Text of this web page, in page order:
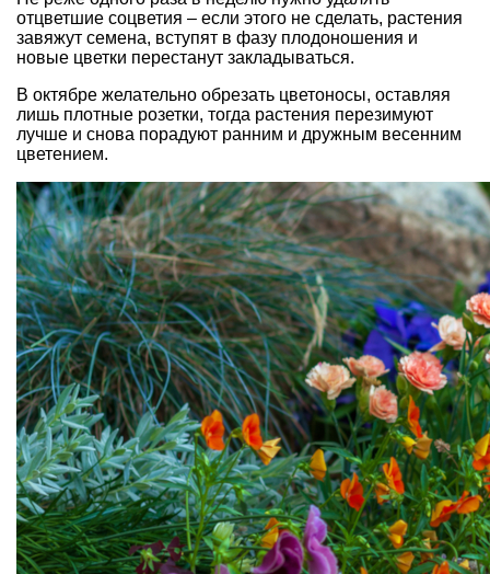
отцветшие соцветия – если этого не сделать, растения
завяжут семена, вступят в фазу плодоношения и
новые цветки перестанут закладываться.
В октябре желательно обрезать цветоносы, оставляя
лишь плотные розетки, тогда растения перезимуют
лучше и снова порадуют ранним и дружным весенним
цветением.